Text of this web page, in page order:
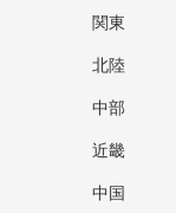
関東
北陸
中部
近畿
中国